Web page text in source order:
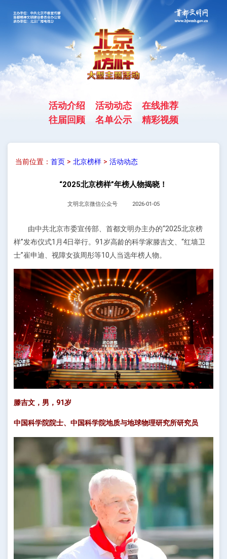
活动介绍 活动动态
在线推荐
往届回顾
名单公示 精彩视频
当前位置： 首页> 北京榜样> 活动动态
“2025北京榜样”年榜人物揭晓！
文明北京微信公众号 2026-01-05
由中共北京市委宣传部、首都文明办主办的“2025北京榜
样”发布仪式1月4日举行。91岁高龄的科学家滕吉文、“红墙卫
士”崔申迪、视障女孩周彤等10人当选年榜人物。
滕吉文，男，91岁
中国科学院院士、中国科学院地质与地球物理研究所研究员